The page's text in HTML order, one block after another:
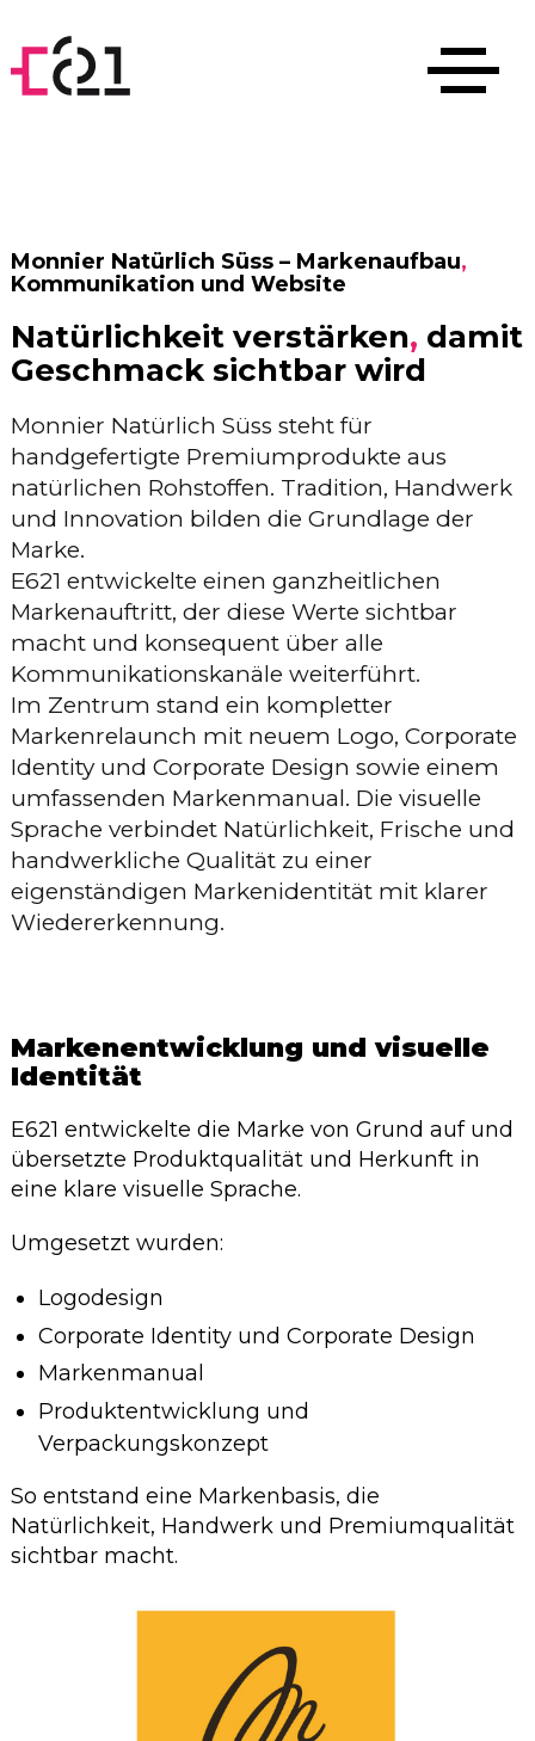
Monnier Natürlich Süss – Markenaufbau,
Kommunikation und Website
Natürlichkeit verstärken, damit
Geschmack sichtbar wird
Monnier Natürlich Süss steht für
handgefertigte Premiumprodukte aus
natürlichen Rohstoffen. Tradition, Handwerk
und Innovation bilden die Grundlage der
Marke.
E621 entwickelte einen ganzheitlichen
Markenauftritt, der diese Werte sichtbar
macht und konsequent über alle
Kommunikationskanäle weiterführt.
Im Zentrum stand ein kompletter
Markenrelaunch mit neuem Logo, Corporate
Identity und Corporate Design sowie einem
umfassenden Markenmanual. Die visuelle
Sprache verbindet Natürlichkeit, Frische und
handwerkliche Qualität zu einer
eigenständigen Markenidentität mit klarer
Wiedererkennung.
Markenentwicklung und visuelle
Identität
E621 entwickelte die Marke von Grund auf und
übersetzte Produktqualität und Herkunft in
eine klare visuelle Sprache.
Umgesetzt wurden:
Logodesign
Corporate Identity und Corporate Design
Markenmanual
Produktentwicklung und
Verpackungskonzept
So entstand eine Markenbasis, die
Natürlichkeit, Handwerk und Premiumqualität
sichtbar macht.